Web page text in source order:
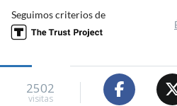
Seguimos criterios de
2502
visitas